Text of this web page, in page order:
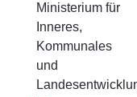
Ministerium für
Inneres,
Kommunales
und